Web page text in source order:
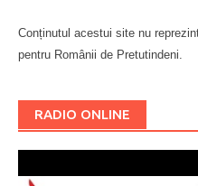
Conținutul acestui site nu
pentru Românii de Pretutindeni.
RADIO ONLINE